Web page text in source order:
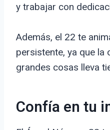
y trabajar con
Además, el 22 te
persistente, ya que la
grandes cosas lleva
Confía en tu